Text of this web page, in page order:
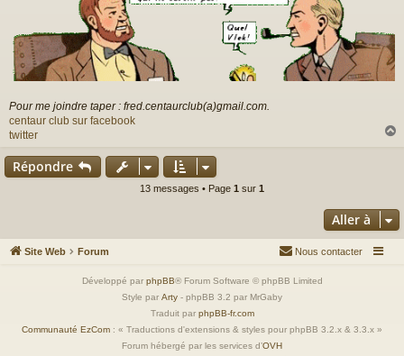
Pour me joindre taper : fred.centaurclub(a)gmail.com.
centaur club sur facebook
twitter
Répondre
13 messages • Page 1 sur 1
Aller à
Site Web Forum Nous contacter
Développé par phpBB® Forum Software © phpBB Limited
Style par Arty - phpBB 3.2 par MrGaby
Traduit par phpBB-fr.com
Communauté EzCom : « Traductions d'extensions & styles pour phpBB 3.2.x & 3.3.x »
Forum hébergé par les services d’OVH